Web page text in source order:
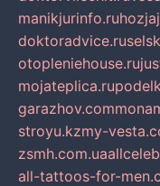
manikjurinfo.ru
doktoradvice.ru
otopleniehouse.ru
mojateplica.ru
garazhov.com
stroyu.kzmy-
zsmh.com.ua
all-tattoos-for-